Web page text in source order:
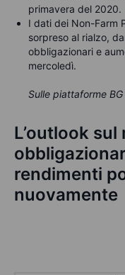
primavera del 2020.
I dati dei Non-Farm
sorpreso al rialzo,
obbligazionari e
mercoledì.
Sulle piattaforme
L’outlook
rendimenti
nuovamente